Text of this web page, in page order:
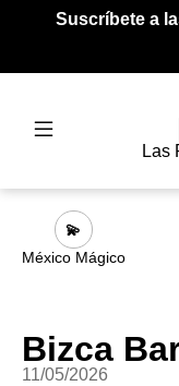
Suscríbete a
Las
💫
México Mágico
Bizca
11/05/2026